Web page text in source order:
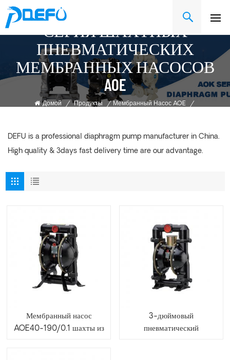
СЕРИЯ ШАХТНЫХ
ПНЕВМАТИЧЕСКИХ
МЕМБРАННЫХ НАСОСОВ
AOE
Домой / Продукты / Мембранный Насос AOE
/
DEFU is a professional diaphragm pump manufacturer in China.
High quality & 3days fast delivery time are our advantage.
Мембранный насос
AOE40-190/0.1 шахты из
3-дюймовый
пневматический